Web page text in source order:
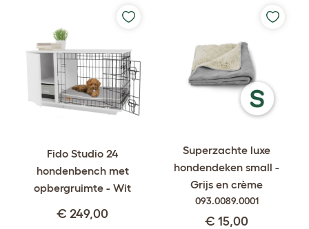
Fido Studio 24
hondenbench met
opbergruimte - Wit
€ 249,00
Superzachte luxe
hondendeken small -
Grijs en crème
093.0089.0001
€ 15,00